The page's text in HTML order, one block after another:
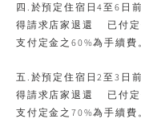
四.於預定住宿日4至6日
得請求店家退還 已付定
支付定金之60%為手續費
五.於預定住宿日2至3日
得請求店家退還 已付定
支付定金之70%為手續費